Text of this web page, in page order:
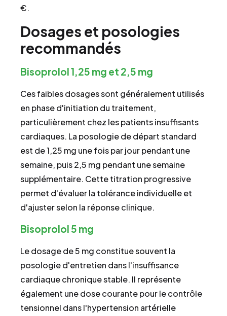
€.
Dosages et posologies
recommandés
Bisoprolol 1,25 mg et 2,5 mg
Ces faibles dosages sont généralement utilisés
en phase d'initiation du traitement,
particulièrement chez les patients insuffisants
cardiaques. La posologie de départ standard
est de 1,25 mg une fois par jour pendant une
semaine, puis 2,5 mg pendant une semaine
supplémentaire. Cette titration progressive
permet d'évaluer la tolérance individuelle et
d'ajuster selon la réponse clinique.
Bisoprolol 5 mg
Le dosage de 5 mg constitue souvent la
posologie d'entretien dans l'insuffisance
cardiaque chronique stable. Il représente
également une dose courante pour le contrôle
tensionnel dans l'hypertension artérielle